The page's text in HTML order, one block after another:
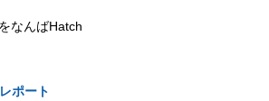
なんばHatch
ポート